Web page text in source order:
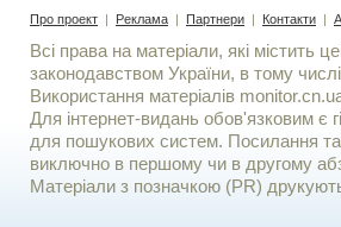
Про проект | Реклама | Партнери | Контакти |
Всі права на матеріали, які містить
законодавством України, в тому
Використання матерiалiв
Для iнтернет-видань обов'язковим є
для пошукових систем. Посилання та
виключно в першому чи в другому
Матеріали з позначкою (PR)